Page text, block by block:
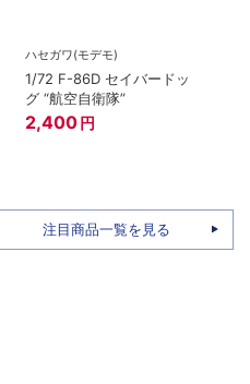
ハセガワ(モデモ)
1/72 F-86D セイバードッ
グ “航空自衛隊”
2,400 円
注目商品一覧を見る